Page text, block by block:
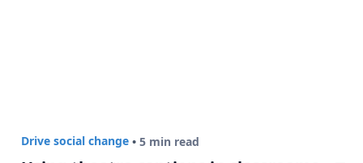
Drive social change • 5 min read